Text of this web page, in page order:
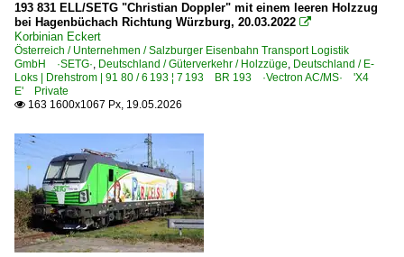
440 Hagen – Finnentrop – Kreuztal – Siegen ·Ruhr-Sieg-
465 Köln – Troisdorf – Neuwied – Niederlahnstein ·rechte
471 Koblenz – Boppard – Bingen – Mainz ·linke
485 Aachen – Mönchengladbach – Düsseldorf –
510 Dresden – Zwickau – Werdau Bogendreieck
555 Gera – Triptis – Weida – Saalfeld
560 (Halle–) Großheringen – Jena – Saalfeld ·Saalbahn·
580 Halle – Naumburg – Erfurt – Bebra ·Thüringer
193 831 ELL/SETG "Christian Doppler" mit einem leeren Holzzug
bei Hagenbüchach Richtung Würzburg, 20.03.2022 
Korbinian Eckert
Österreich / Unternehmen / Salzburger Eisenbahn Transport Logistik
GmbH ·SETG·, Deutschland / Güterverkehr / Holzzüge, Deutschland / E-
Loks | Drehstrom | 91 80 / 6 193 ¦ 7 193 BR 193 ·Vectron AC/MS· 'X4
E' Private
 163 1600x1067 Px, 19.05.2026